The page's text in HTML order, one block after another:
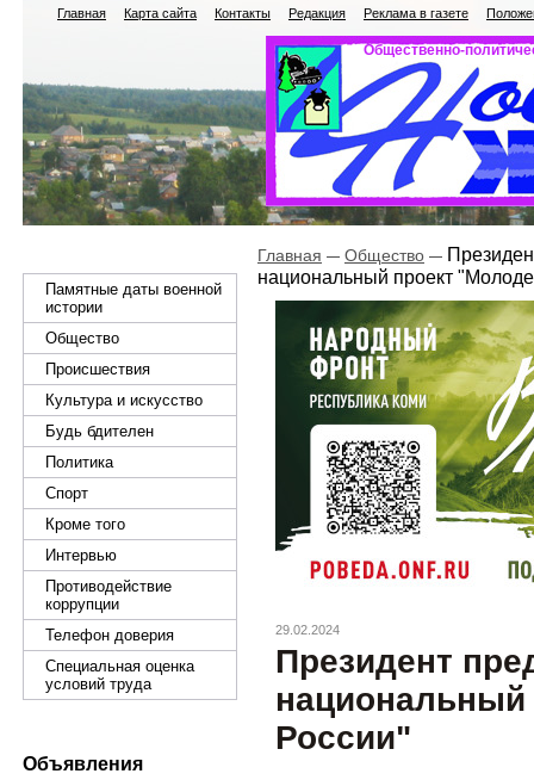
Главная Карта сайта Контакты Редакция Реклама в газете
Общественно-
Памятные даты военной
истории
Общество
Происшествия
Культура и искусство
Будь бдителен
Политика
Спорт
Кроме того
Интервью
Противодействие
коррупции
Телефон доверия
Специальная оценка
условий труда
Объявления
Главная Общество
национальный проект
29.02.2024
Президент
России"